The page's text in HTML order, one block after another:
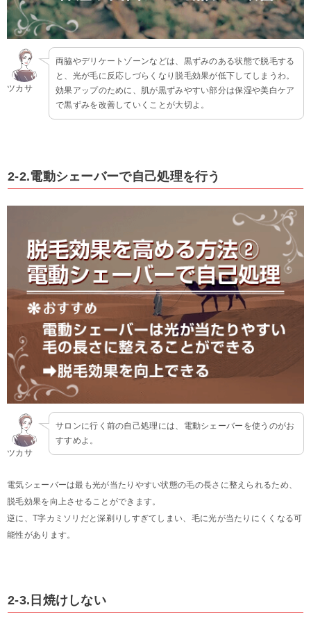
ツカサ
両脇やデリケートゾーンなどは、黒ずみのある状態で脱毛する
と、光が毛に反応しづらくなり脱毛効果が低下してしまうわ。
効果アップのために、肌が黒ずみやすい部分は保湿や美白ケア
で黒ずみを改善していくことが大切よ。
2-2.電動シェーバーで自己処理を行う
ツカサ
サロンに行く前の自己処理には、電動シェーバーを使うのがお
すすめよ。
電気シェーバーは最も光が当たりやすい状態の毛の長さに整えられるため、
脱毛効果を向上させることができます。
逆に、T字カミソリだと深剃りしすぎてしまい、毛に光が当たりにくくなる可
能性があります。
2-3.日焼けしない